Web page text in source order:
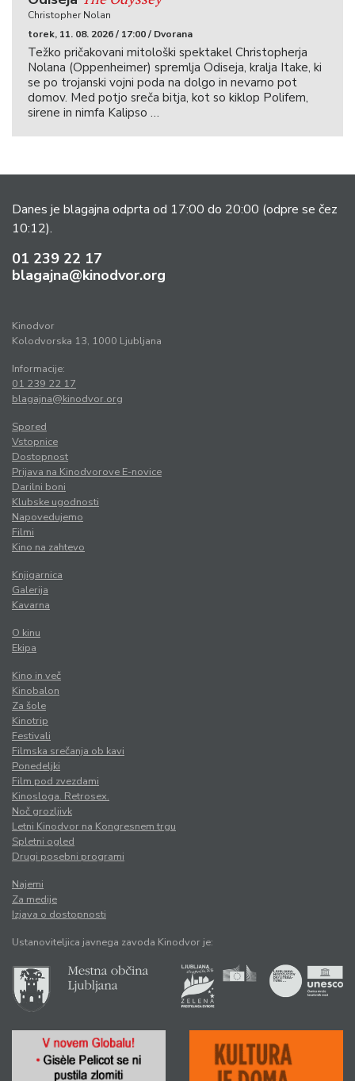
Christopher Nolan
torek, 11. 08. 2026 / 17:00 / Dvorana
Težko pričakovani mitološki spektakel Christopherja
Nolana (Oppenheimer) spremlja Odiseja, kralja Itake, ki
se po trojanski vojni poda na dolgo in nevarno pot
domov. Med potjo sreča bitja, kot so kiklop Polifem,
sirene in nimfa Kalipso …
Danes je blagajna odprta od 17:00 do 20:00 (odpre se čez
10:12).
01 239 22 17
blagajna@kinodvor.org
Kinodvor
Kolodvorska 13, 1000 Ljubljana
Informacije:
01 239 22 17
blagajna@kinodvor.org
Spored
Vstopnice
Dostopnost
Prijava na Kinodvorove E-novice
Darilni boni
Klubske ugodnosti
Napovedujemo
Filmi
Kino na zahtevo
Knjigarnica
Galerija
Kavarna
O kinu
Ekipa
Kino in več
Kinobalon
Za šole
Kinotrip
Festivali
Filmska srečanja ob kavi
Ponedeljki
Film pod zvezdami
Kinosloga. Retrosex.
Noč grozljivk
Letni Kinodvor na Kongresnem trgu
Spletni ogled
Drugi posebni programi
Najemi
Za medije
Izjava o dostopnosti
Ustanoviteljica javnega zavoda Kinodvor je: